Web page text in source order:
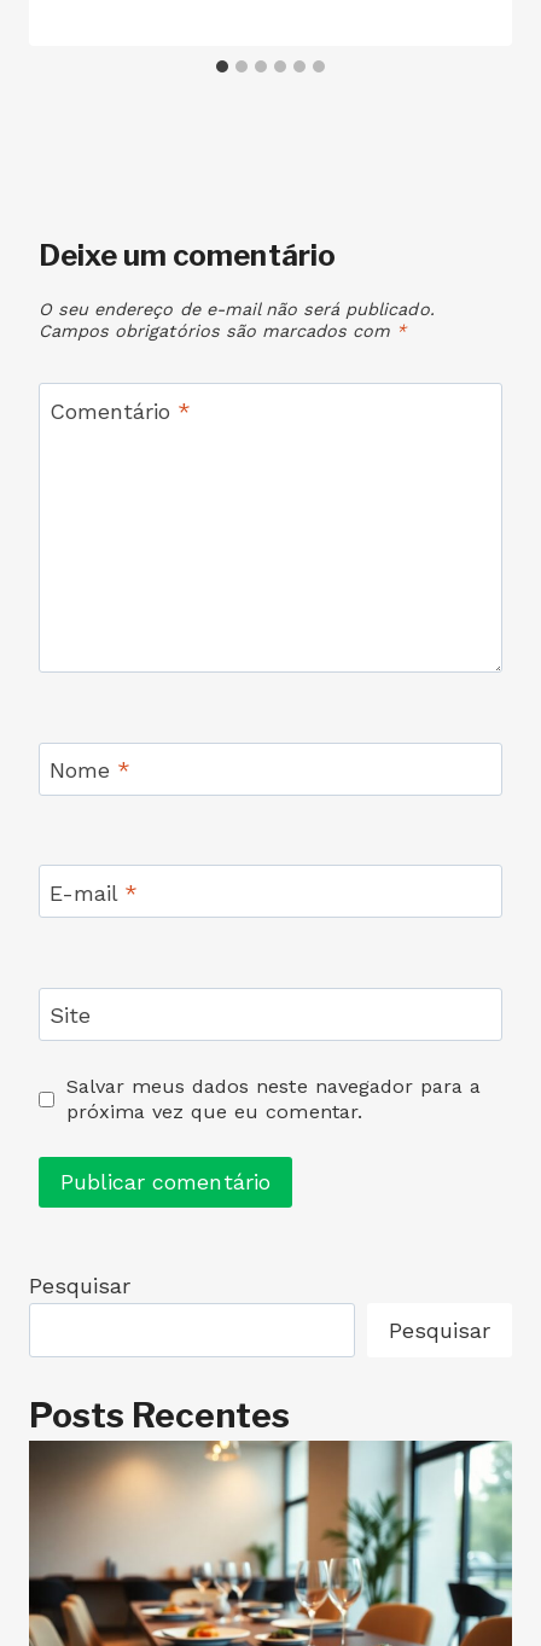
Deixe um comentário
O seu endereço de e-mail não será publicado.
Campos obrigatórios são marcados com *
Comentário *
Nome *
E-mail *
Site
Salvar meus dados neste navegador para a
próxima vez que eu comentar.
Pesquisar
Pesquisar
Posts Recentes